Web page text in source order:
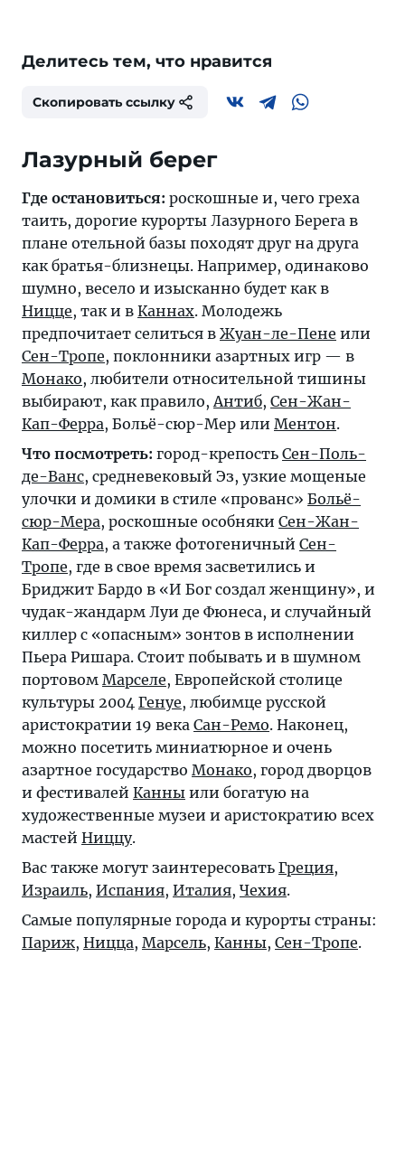
Делитесь тем, что нравится
Скопировать ссылку
Лазурный берег
Где остановиться: роскошные и, чего греха
таить, дорогие курорты Лазурного Берега в
плане отельной базы походят друг на друга
как братья-близнецы. Например, одинаково
шумно, весело и изысканно будет как в
Ницце, так и в Каннах. Молодежь
предпочитает селиться в Жуан-ле-Пене или
Сен-Тропе, поклонники азартных игр — в
Монако, любители относительной тишины
выбирают, как правило, Антиб, Сен-Жан-
Кап-Ферра, Больё-сюр-Мер или Ментон.
Что посмотреть: город-крепость Сен-Поль-
де-Ванс, средневековый Эз, узкие мощеные
улочки и домики в стиле «прованс» Больё-
сюр-Мера, роскошные особняки Сен-Жан-
Кап-Ферра, а также фотогеничный Сен-
Тропе, где в свое время засветились и
Бриджит Бардо в «И Бог создал женщину», и
чудак-жандарм Луи де Фюнеса, и случайный
киллер с «опасным» зонтов в исполнении
Пьера Ришара. Стоит побывать и в шумном
портовом Марселе, Европейской столице
культуры 2004 Генуе, любимце русской
аристократии 19 века Сан-Ремо. Наконец,
можно посетить миниатюрное и очень
азартное государство Монако, город дворцов
и фестивалей Канны или богатую на
художественные музеи и аристократию всех
мастей Ниццу.
Вас также могут заинтересовать Греция,
Израиль, Испания, Италия, Чехия.
Самые популярные города и курорты страны:
Париж, Ницца, Марсель, Канны, Сен-Тропе.